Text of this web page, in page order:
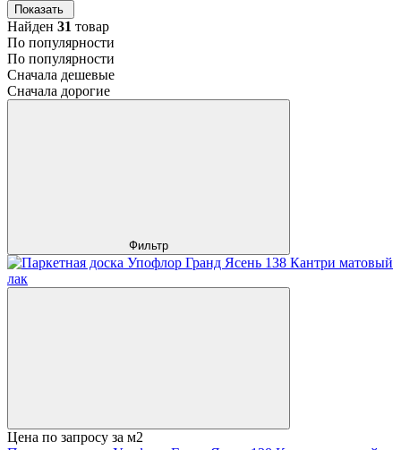
Показать
Найден 31 товар
По популярности
По популярности
Сначала дешевые
Сначала дорогие
Фильтр
Цена по запросу за м2